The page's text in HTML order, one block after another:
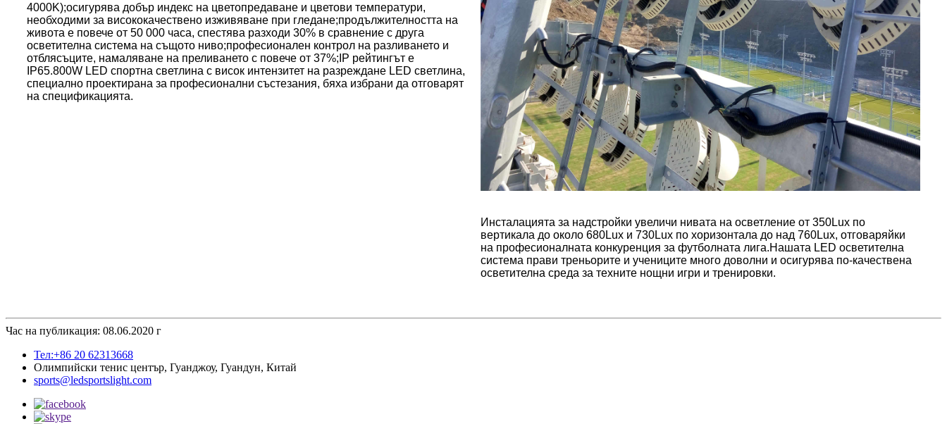
4000K);осигурява добър индекс на цветопредаване и цветови температури,
необходими за висококачествено изживяване при гледане;продължителността на
живота е повече от 50 000 часа, спестява разходи 30% в сравнение с друга
осветителна система на същото ниво;професионален контрол на разливането и
отблясъците, намаляване на преливането с повече от 37%;IP рейтингът е
IP65.800W LED спортна светлина с висок интензитет на разреждане LED светлина,
специално проектирана за професионални състезания, бяха избрани да отговарят
на спецификацията.
Инсталацията за надстройки увеличи нивата на осветление от 350Lux по
вертикала до около 680Lux и 730Lux по хоризонтала до над 760Lux, отговаряйки
на професионалната конкуренция за футболната лига.Нашата LED осветителна
система прави треньорите и учениците много доволни и осигурява по-качествена
осветителна среда за техните нощни игри и тренировки.
Час на публикация: 08.06.2020 г
Тел:+86 20 62313668
Олимпийски тенис център, Гуанджоу, Гуандун, Китай
sports@ledsportslight.com